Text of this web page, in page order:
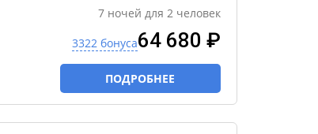
7 ночей для 2 человек
3322 бонуса64 680 ₽
ПОДРОБНЕЕ